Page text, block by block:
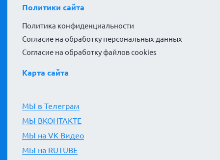
Политики сайта
Политика конфиденциальности
Согласие на обработку персональных данных
Согласие на обработку файлов cookies
Карта сайта
МЫ в Телеграм
МЫ ВКОНТАКТЕ
МЫ на VK Видео
МЫ на RUTUBE